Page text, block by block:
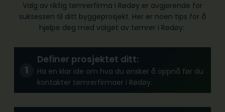
Valg av riktig tømrerfirma i Rødøy er avgjørende for
suksessen til ditt byggeprosjekt. Her er noen tips for å
hjelpe deg med valget av tømrer i Rødøy:
Definer prosjektet ditt:
Ha en klar ide om hva du ønsker å oppnå før du
kontakter tømrerfirmaer i Rødøy.